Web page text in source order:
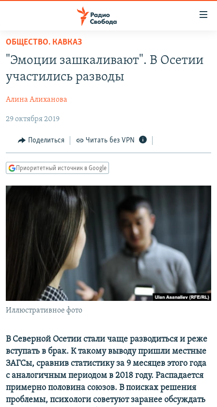
упрощенного
доступа
основному
Вернутся
главной
навигации
Вернутся
поиску
ПРОГРАММЫ
ПОДКАСТЫ
АВТОРСКИЕ ПРОЕКТЫ
ЦИТАТЫ СВОБОДЫ
МНЕНИЯ
КУЛЬТУРА
IDEL.РЕАЛИИ
КАВКАЗ.РЕАЛИИ
СЕВЕР.РЕАЛИИ
СИБИРЬ.РЕАЛИИ
РАСПИСАНИЕ ВЕЩАНИЯ
ПОДПИШИТЕСЬ НА РАССЫЛКУ
СОЦИАЛЬНЫЕ СЕТИ
Все сайты РСЕ/РС
ОБЩЕСТВО. КАВКАЗ
"Эмоции зашкаливают". В Осетии
участились разводы
Алина Алиханова
29 октября 2019
Поделиться Читать без VPN
Приоритетный источник в Google
Иллюстративное фото
В Северной Осетии стали чаще разводиться и реже
вступать в брак. К такому выводу пришли местные
ЗАГСы, сравнив статистику за 9 месяцев этого года
с аналогичным периодом в 2018 году. Распадается
примерно половина союзов. В поисках решения
проблемы, психологи советуют заранее обсуждать